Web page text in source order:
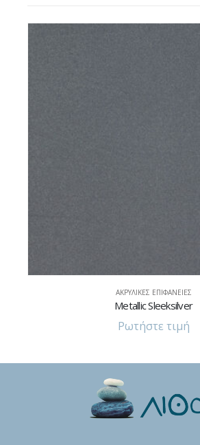
ΑΚΡΥΛΙΚΈΣ ΕΠΙΦΆΝΕΙΕΣ
Pebble Gray
Ρωτήστε τιμή